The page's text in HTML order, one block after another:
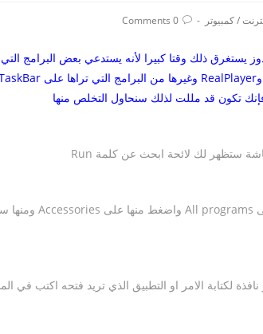
/كمبيوتر 0 Comments
يستغرق ذلك وقتا كبيرا لأنه يستدعي بعض البرامج
فإنك تكون قد مللت لذلك سنحاول التخلص منها